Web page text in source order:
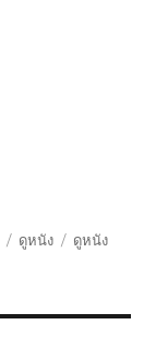
หมวด
ดูหนัง
ป้าย
ดูหนัง